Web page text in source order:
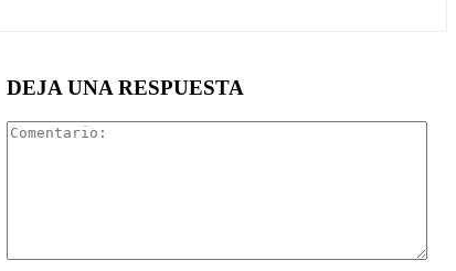
DEJA UNA RESPUESTA